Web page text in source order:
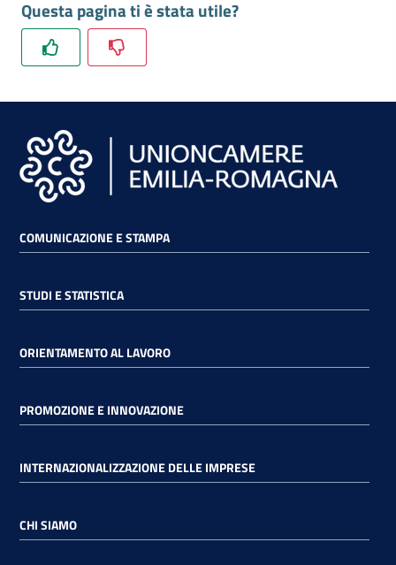
Questa pagina ti è stata utile?
COMUNICAZIONE E STAMPA
STUDI E STATISTICA
ORIENTAMENTO AL LAVORO
PROMOZIONE E INNOVAZIONE
INTERNAZIONALIZZAZIONE DELLE IMPRESE
CHI SIAMO